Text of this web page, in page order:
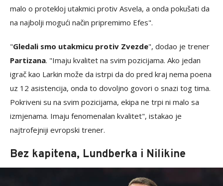
malo o protekloj utakmici protiv Asvela, a onda pokušati da
na najbolji mogući način pripremimo Efes".
"Gledali smo utakmicu protiv Zvezde", dodao je trener
Partizana. "Imaju kvalitet na svim pozicijama. Ako jedan
igrač kao Larkin može da istrpi da do pred kraj nema poena
uz 12 asistencija, onda to dovoljno govori o snazi tog tima.
Pokriveni su na svim pozicijama, ekipa ne trpi ni malo sa
izmjenama. Imaju fenomenalan kvalitet", istakao je
najtrofejniji evropski trener.
Bez kapitena, Lundberka i Nilikine